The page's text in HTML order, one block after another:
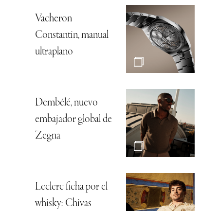
Vacheron
Constantin, manual
ultraplano
Dembélé, nuevo
embajador global de
Zegna
Leclerc ficha por el
whisky: Chivas